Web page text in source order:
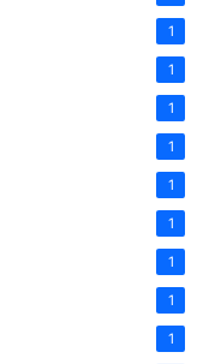
1
1
1
1
1
1
1
1
1